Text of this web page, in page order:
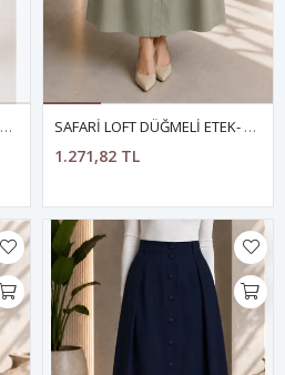
Boyuna Dikişli Yüksek Bel Midi Etek- KAHVERENGİ SAFARİ LOFT DÜĞMELİ ETEK- YEŞİL
1.271,82 TL